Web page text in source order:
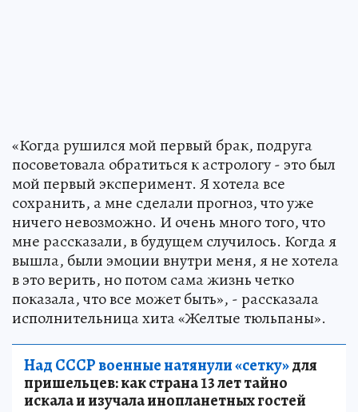
«Когда рушился мой первый брак, подруга
посоветовала обратиться к астрологу - это был
мой первый эксперимент. Я хотела все
сохранить, а мне сделали прогноз, что уже
ничего невозможно. И очень много того, что
мне рассказали, в будущем случилось. Когда я
вышла, были эмоции внутри меня, я не хотела
в это верить, но потом сама жизнь четко
показала, что все может быть», - рассказала
исполнительница хита «Желтые тюльпаны».
Над СССР военные натянули «сетку»для
пришельцев: как страна 13 лет тайно
искала и изучала инопланетных гостей